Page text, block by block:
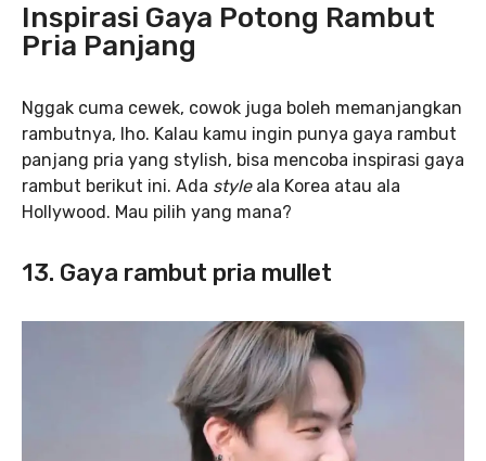
Inspirasi Gaya Potong Rambut
Pria Panjang
Nggak cuma cewek, cowok juga boleh memanjangkan
rambutnya, lho. Kalau kamu ingin punya gaya rambut
panjang pria yang stylish, bisa mencoba inspirasi gaya
rambut berikut ini. Ada styleala Korea atau ala
Hollywood. Mau pilih yang mana?
13. Gaya rambut pria mullet